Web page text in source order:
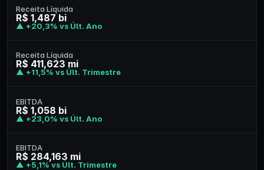
Receita Líquida
R$ 1,487 bi
▲ +20,3% vs Últ. Ano
Receita Líquida
R$ 411,623 mi
▲ +11,5% vs Últ. Trimestre
EBITDA
R$ 1,058 bi
▲ +23,0% vs Últ. Ano
EBITDA
R$ 284,163 mi
▲ +5,1% vs Últ. Trimestre